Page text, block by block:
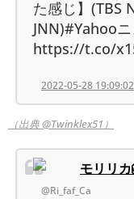
た感じ】(TBS
JNN)#Yahoo
https://t.co/
2022-05-28 19:09:02
（出典 @Twinklex51）
モリリ
@Ri_faf_Ca